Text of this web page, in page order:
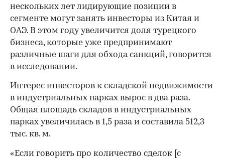
нескольких лет лидирующие позиции в
сегменте могут занять инвесторы из Китая и
ОАЭ. В этом году увеличится доля турецкого
бизнеса, которые уже предпринимают
различные шаги для обхода санкций, говорится
в исследовании.
Интерес инвесторов к складской недвижимости
в индустриальных парках вырос в два раза.
Общая площадь складов в индустриальных
парках увеличилась в 1,5 раза и составила 512,3
тыс. кв. м.
«Если говорить про количество сделок [с